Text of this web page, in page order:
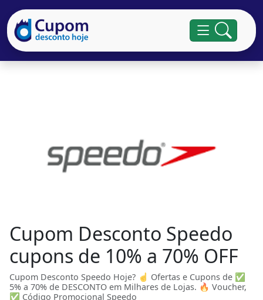
Cupom Desconto Speedo
cupons de 10% a 70% OFF
Cupom Desconto Speedo Hoje? ☝ Ofertas e Cupons de ✅
5% a 70% de DESCONTO em Milhares de Lojas. 🔥 Voucher,
✅ Código Promocional Speedo